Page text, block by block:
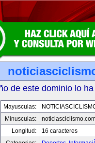
de este dominio lo
Mayusculas:
Minusculas:
Longitud:
16 caracteres